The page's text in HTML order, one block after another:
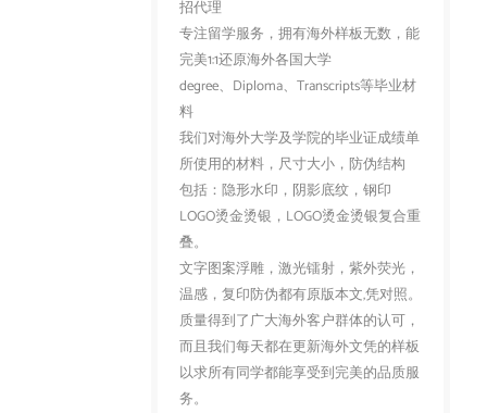
招代理
专注留学服务，拥有海外样板无数，能
完美1:1还原海外各国大学
degree、Diploma、Transcripts等毕业材
料
我们对海外大学及学院的毕业证成绩单
所使用的材料，尺寸大小，防伪结构
包括：隐形水印，阴影底纹，钢印
LOGO烫金烫银，LOGO烫金烫银复合重
叠。
文字图案浮雕，激光镭射，紫外荧光，
温感，复印防伪都有原版本文,凭对照。
质量得到了广大海外客户群体的认可，
而且我们每天都在更新海外文凭的样板
以求所有同学都能享受到完美的品质服
务。